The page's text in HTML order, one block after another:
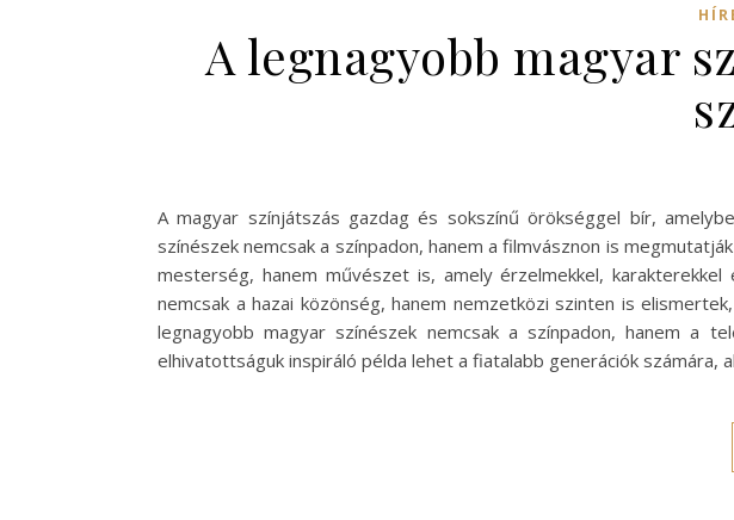
A legnagyobb magyar
A magyar színjátszás gazdag és sokszínű örökséggel bír,
színészek nemcsak a színpadon, hanem a filmvásznon is
mesterség, hanem művészet is, amely érzelmekkel,
nemcsak a hazai közönség, hanem nemzetközi szinten is
legnagyobb magyar színészek nemcsak a színpadon, hanem a
elhivatottságuk inspiráló példa lehet a fiatalabb generációk számára,